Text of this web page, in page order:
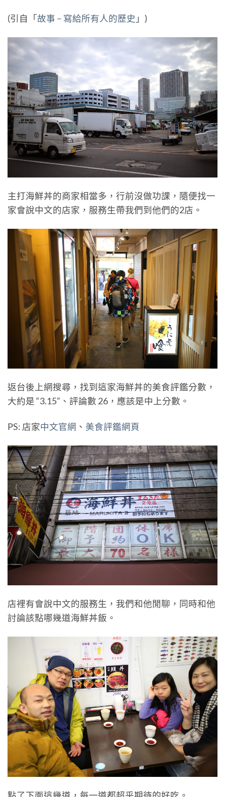
(引自「故事 – 寫給所有人的歷史 」)
主打海鮮丼的商家相當多，行前沒做功課，隨便找一
家會說中文的店家，服務生帶我們到他們的2店。
返台後上網搜尋，找到這家海鮮丼的美食評鑑分數，
大約是 “3.15”、評論數 26，應該是中上分數。
PS: 店家中文官網 、 美食評鑑網頁
店裡有會說中文的服務生，我們和他閒聊，同時和他
討論該點哪幾道海鮮丼飯。